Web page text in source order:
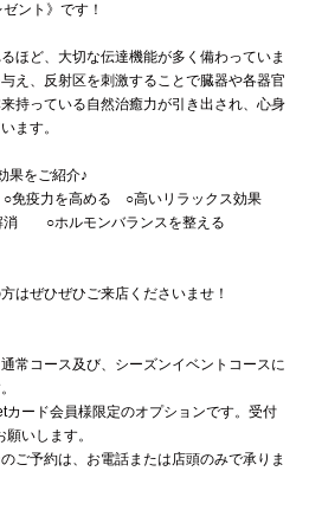
ント》です！
ほど、大切な伝達機能が多く備わっていま
え、反射区を刺激することで臓器や各器官
持っている自然治癒力が引き出され、心身
ます。
果をご紹介♪
疫力を高める ○高いリラックス効果
○ホルモンバランスを整える
はぜひぜひご来店くださいませ！
常コース及び、シーズンイベントコースに
ード会員様限定のオプションです。受付
いします。
ご予約は、お電話または店頭のみで承りま